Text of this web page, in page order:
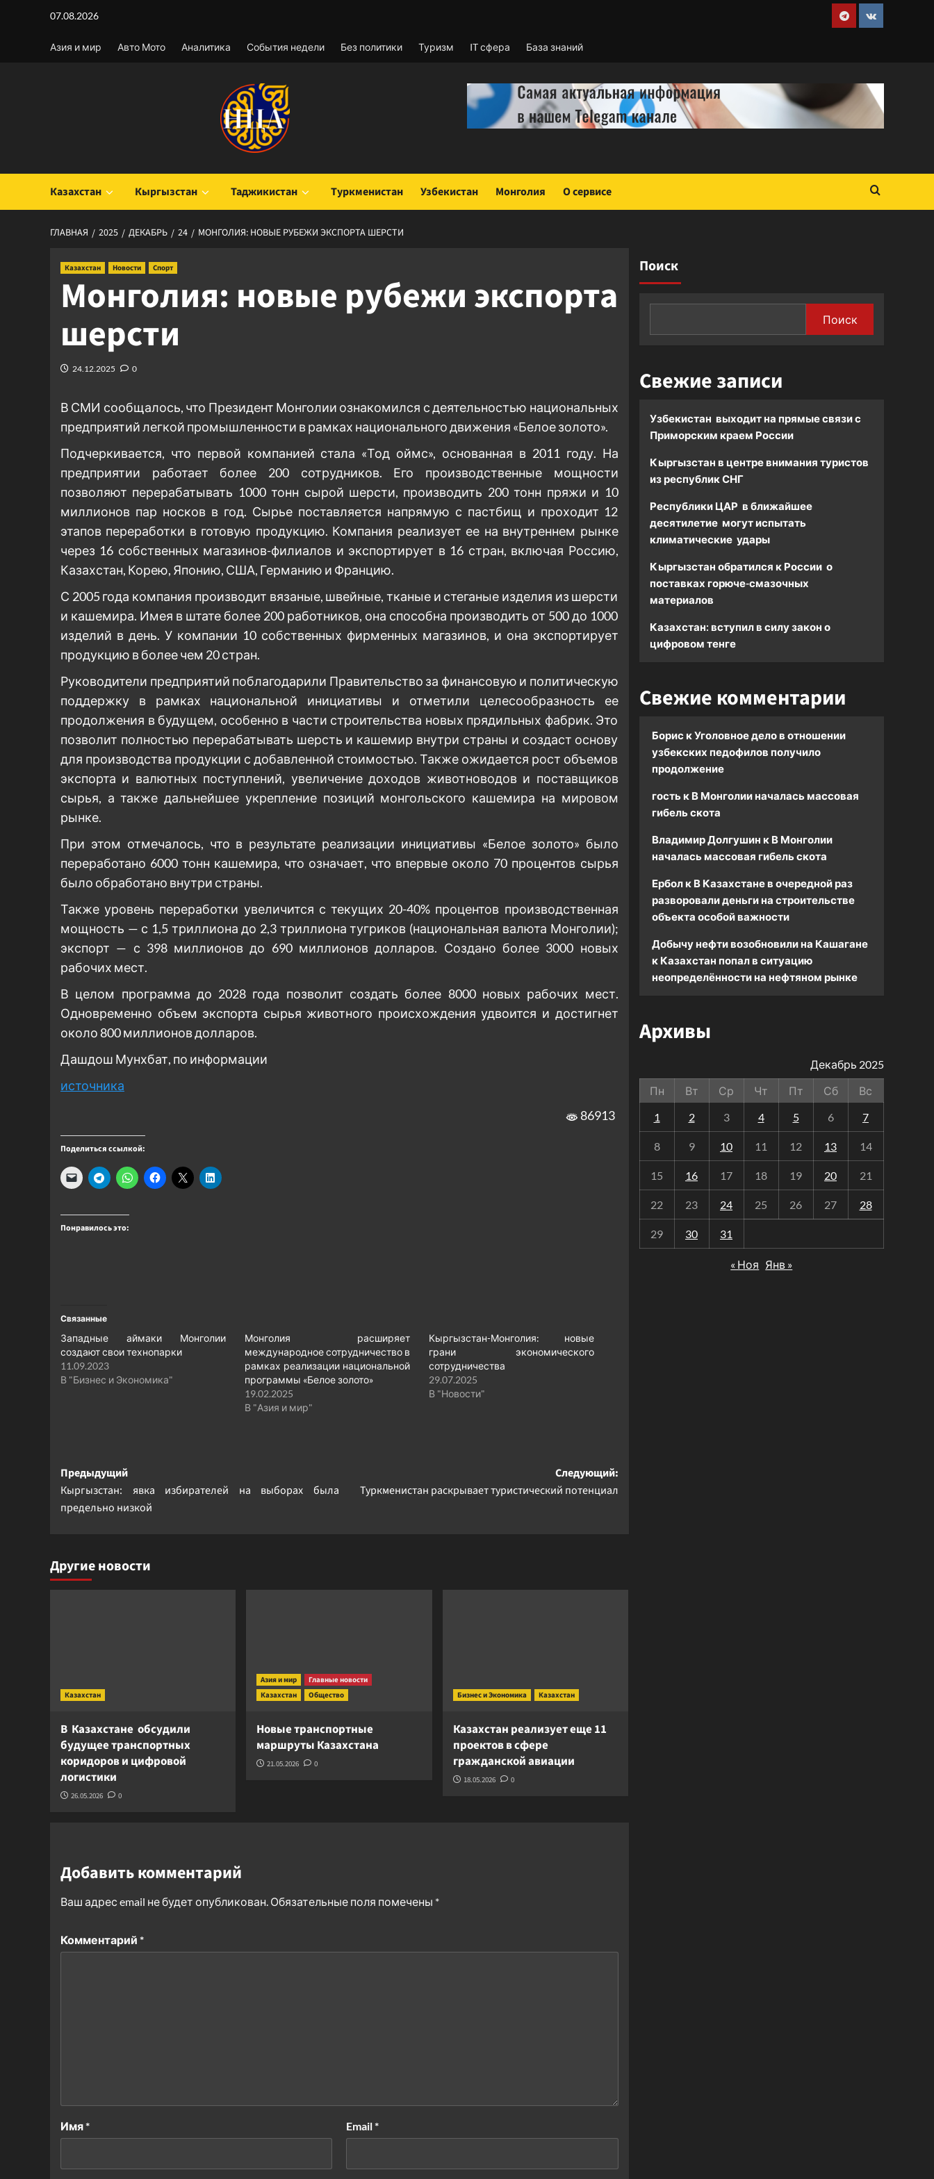
содержимому
07.08.2026
Азия и мир Авто Мото Аналитика События недели Без политики Туризм IT сфера База знаний
Telegram
VK
Казахстан Кыргызстан Таджикистан Туркменистан Узбекистан Монголия О сервисе
ГЛАВНАЯ 2025 ДЕКАБРЬ 24 МОНГОЛИЯ: НОВЫЕ РУБЕЖИ ЭКСПОРТА ШЕРСТИ
Казахстан Новости Спорт
Монголия: новые рубежи экспорта
шерсти
24.12.2025 0
В СМИ сообщалось, что Президент Монголии ознакомился с деятельностью национальных
предприятий легкой промышленности в рамках национального движения «Белое золото».
Подчеркивается, что первой компанией стала «Тод оймс», основанная в 2011 году. На
предприятии работает более 200 сотрудников. Его производственные мощности
позволяют перерабатывать 1000 тонн сырой шерсти, производить 200 тонн пряжи и 10
миллионов пар носков в год. Сырье поставляется напрямую с пастбищ и проходит 12
этапов переработки в готовую продукцию. Компания реализует ее на внутреннем рынке
через 16 собственных магазинов-филиалов и экспортирует в 16 стран, включая Россию,
Казахстан, Корею, Японию, США, Германию и Францию.
С 2005 года компания производит вязаные, швейные, тканые и стеганые изделия из шерсти
и кашемира. Имея в штате более 200 работников, она способна производить от 500 до 1000
изделий в день. У компании 10 собственных фирменных магазинов, и она экспортирует
продукцию в более чем 20 стран.
Руководители предприятий поблагодарили Правительство за финансовую и политическую
поддержку в рамках национальной инициативы и отметили целесообразность ее
продолжения в будущем, особенно в части строительства новых прядильных фабрик. Это
позволит полностью перерабатывать шерсть и кашемир внутри страны и создаст основу
для производства продукции с добавленной стоимостью. Также ожидается рост объемов
экспорта и валютных поступлений, увеличение доходов животноводов и поставщиков
сырья, а также дальнейшее укрепление позиций монгольского кашемира на мировом
рынке.
При этом отмечалось, что в результате реализации инициативы «Белое золото» было
переработано 6000 тонн кашемира, что означает, что впервые около 70 процентов сырья
было обработано внутри страны.
Также уровень переработки увеличится с текущих 20-40% процентов производственная
мощность — с 1,5 триллиона до 2,3 триллиона тугриков (национальная валюта Монголии);
экспорт — с 398 миллионов до 690 миллионов долларов. Создано более 3000 новых
рабочих мест.
В целом программа до 2028 года позволит создать более 8000 новых рабочих мест.
Одновременно объем экспорта сырья животного происхождения удвоится и достигнет
около 800 миллионов долларов.
Дашдош Мунхбат, по информации
источника
86913
Поделиться ссылкой:
Понравилось это:
Связанные
Западные аймаки Монголии
создают свои технопарки
11.09.2023
В "Бизнес и Экономика"
Монголия расширяет
международное сотрудничество в
рамках реализации национальной
программы «Белое золото»
19.02.2025
В "Азия и мир"
Кыргызстан-Монголия: новые
грани экономического
сотрудничества
29.07.2025
В "Новости"
Навигация
записи
Предыдущий
Кыргызстан: явка избирателей на выборах была
предельно низкой
Следующий:
Туркменистан раскрывает туристический потенциал
Другие новости
Казахстан
В Казахстане обсудили
будущее транспортных
коридоров и цифровой
логистики
26.05.2026 0
Азия и мир
Главные новости
Казахстан
Общество
Новые транспортные
маршруты Казахстана
21.05.2026 0
Бизнес и Экономика Казахстан
Казахстан реализует еще 11
проектов в сфере
гражданской авиации
18.05.2026 0
Добавить комментарий
Ваш адрес email не будет опубликован. Обязательные поля помечены *
Комментарий *
Имя* Email*
Поиск
Поиск
Свежие записи
Узбекистан выходит на прямые связи с
Приморским краем России
Кыргызстан в центре внимания туристов
из республик СНГ
Республики ЦАР в ближайшее
десятилетие могут испытать
климатические удары
Кыргызстан обратился к России о
поставках горюче-смазочных
материалов
Казахстан: вступил в силу закон о
цифровом тенге
Свежие комментарии
БорискУголовное дело в отношении
узбекских педофилов получило
продолжение
гостьк В Монголии началась массовая
гибель скота
Владимир Долгушин к В Монголии
началась массовая гибель скота
Ерболк В Казахстане в очередной раз
разворовали деньги на строительстве
объекта особой важности
Добычу нефти возобновили на Кашагане
к Казахстан попал в ситуацию
неопределённости на нефтяном рынке
Архивы
Декабрь 2025
Пн
Вт Ср Чт Пт Сб
Вс
1
2 3 4 5 6 7
8 9 10 11 12 13 14
15 16 17 18 19 20 21
22 23 24 25 26 27 28
29 30 31
« Ноя Янв »